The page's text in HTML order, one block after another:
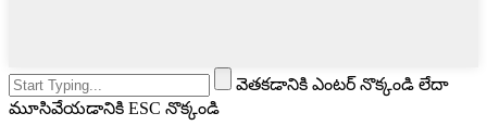
వెతకడానికి ఎంటర్ నొక్కండి లేదా
మూసివేయడానికి ESC నొక్కండి